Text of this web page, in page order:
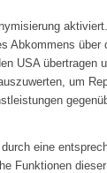
Abkommens
USA
um
eine
Funktionen